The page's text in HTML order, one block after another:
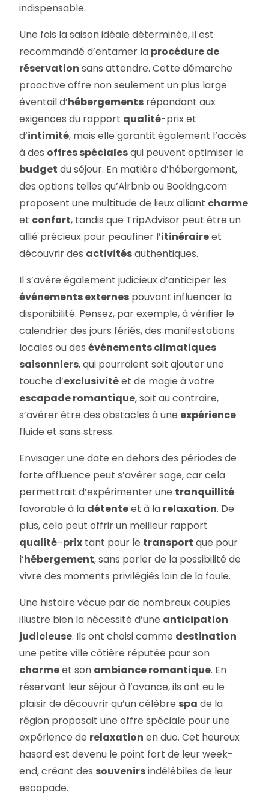
indispensable.
Une fois la saison idéale déterminée, il est
recommandé d’entamer la procédure de
réservation sans attendre. Cette démarche
proactive offre non seulement un plus large
éventail d’hébergements répondant aux
exigences du rapport qualité-prix et
d’intimité, mais elle garantit également l’accès
à des offres spécialesqui peuvent optimiser le
budget du séjour. En matière d’hébergement,
des options telles qu’Airbnb ou Booking.com
proposent une multitude de lieux alliant charme
et confort, tandis que TripAdvisor peut être un
allié précieux pour peaufiner l’itinéraireet
découvrir des activitésauthentiques.
Il s’avère également judicieux d’anticiper les
événements externes pouvant influencer la
disponibilité. Pensez, par exemple, à vérifier le
calendrier des jours fériés, des manifestations
locales ou desévénements climatiques
saisonniers, qui pourraient soit ajouter une
touche d’exclusivitéet de magie à votre
escapade romantique, soit au contraire,
s’avérer être des obstacles à une expérience
fluide et sans stress.
Envisager une date en dehors des périodes de
forte affluence peut s’avérer sage, car cela
permettrait d’expérimenter une tranquillité
favorable à la détenteet à la relaxation. De
plus, cela peut offrir un meilleur rapport
qualité–prix tant pour le transport que pour
l’hébergement, sans parler de la possibilité de
vivre des moments privilégiés loin de la foule.
Une histoire vécue par de nombreux couples
illustre bien la nécessité d’une anticipation
judicieuse. Ils ont choisi comme destination
une petite ville côtière réputée pour son
charmeet son ambiance romantique. En
réservant leur séjour à l’avance, ils ont eu le
plaisir de découvrir qu’un célèbre spa de la
région proposait une offre spéciale pour une
expérience de relaxation en duo. Cet heureux
hasard est devenu le point fort de leur week-
end, créant des souvenirsindélébiles de leur
escapade.